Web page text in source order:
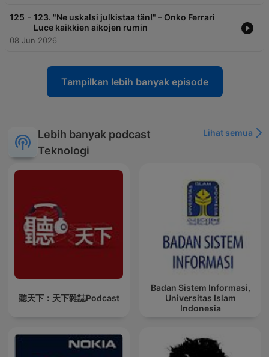
125 - 123. "Ne uskalsi julkistaa tän!" – Onko Ferrari
Luce kaikkien aikojen rumin
08 Jun 2026
Tampilkan lebih banyak episode
Lebih banyak podcast
Teknologi
Lihat semua
聽天下：天下雜誌Podcast
Badan Sistem Informasi,
Universitas Islam
Indonesia